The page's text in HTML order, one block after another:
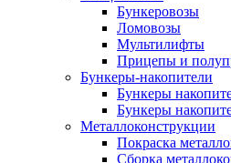
Бункеровозы
Ломовозы
Мультилифты
Прицепы и
Бункеры-накопители
Бункеры
Бункеры
Металлоконструкции
Покраска
Сборка